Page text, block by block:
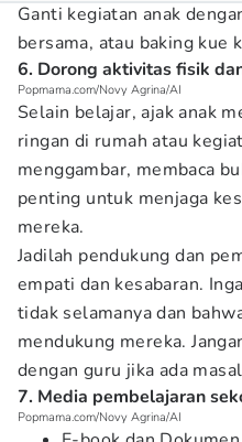
Ganti kegiatan anak
bersama, atau baking kue
6. Dorong aktivitas fisik
Popmama.com/Novy Agrina/AI
Selain belajar, ajak anak
ringan di rumah atau
menggambar, membaca
penting untuk menjaga
mereka.
Jadilah pendukung dan
empati dan kesabaran.
tidak selamanya dan
mendukung mereka.
dengan guru jika ada
7. Media pembelajaran
Popmama.com/Novy Agrina/AI